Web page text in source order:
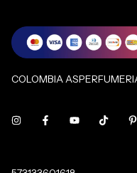
COLOMBIA